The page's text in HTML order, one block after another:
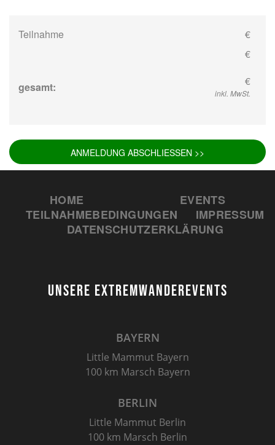
Teilnahme
€
€
gesamt: €
inkl. MwSt.
ANMELDUNG ABSCHLIESSEN >>
HOME
EVENTS
TEILNAHMEBEDINGUNGEN
IMPRESSUM
DATENSCHUTZERKLÄRUNG
UNSERE EXTREMWANDEREVENTS
BAYERN
Little Mammut Bayern
100 km Marsch Bayern
BERLIN
Little Mammut Berlin
100 km Marsch Berlin